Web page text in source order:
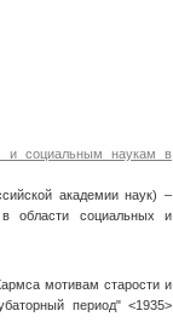
и социальным наукам в
академии наук) –
области социальных и
мотивам старости и
период" <1935>